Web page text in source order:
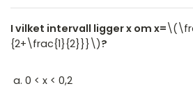
I vilket intervall ligger x om x=
{2+\frac{1}{2}}}\)?
0 < x < 0,2
2025
2025
2024